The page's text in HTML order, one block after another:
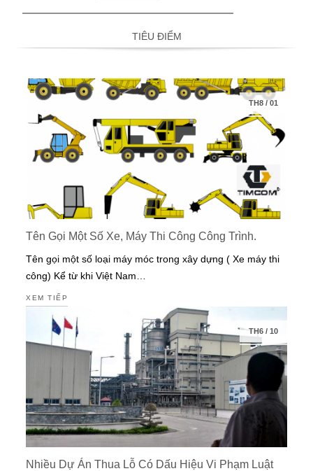
TIÊU ĐIỂM
TH8/01
Tên Gọi Một Số Xe, Máy Thi Công Công Trình.
Tên gọi một số loại máy móc trong xây dựng ( Xe máy thi
công) Kể từ khi Việt Nam…
XEM TIẾP
TH6/ 10
Nhiều Dự Án Thua Lỗ Có Dấu Hiệu Vi Phạm Luật